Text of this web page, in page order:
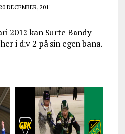
20 DECEMBER, 2011
2012 kan Surte Bandy
i div 2 på sin egen bana.